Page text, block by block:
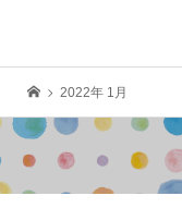
2022年 1月